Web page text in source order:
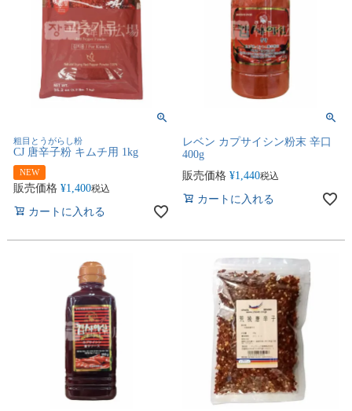
粗目とうがらし粉
CJ 唐辛子粉 キムチ用 1kg
NEW
販売価格 ¥1,400税込
カートに入れる
レベン カプサイシン粉末 辛口
400g
販売価格 ¥1,440税込
カートに入れる